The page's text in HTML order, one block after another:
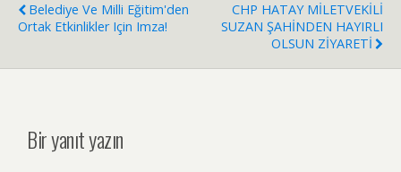
Belediye Ve Milli Eğitim'den
Ortak Etkinlikler Için Imza!
CHP HATAY MİLETVEKİLİ
SUZAN ŞAHİNDEN HAYIRLI
OLSUN ZİYARETİ
Bir yanıt yazın